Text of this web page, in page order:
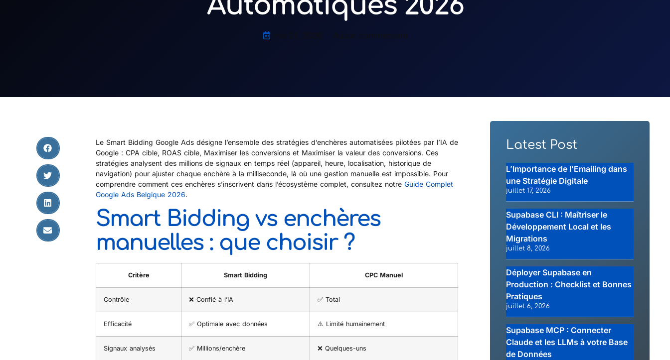
mai 21, 2026 Aucun commentaire
Le Smart Bidding Google Ads désigne l’ensemble des stratégies d’enchères automatisées pilotées par l’IA de
Google : CPA cible, ROAS cible, Maximiser les conversions et Maximiser la valeur des conversions. Ces
stratégies analysent des millions de signaux en temps réel (appareil, heure, localisation, historique de
navigation) pour ajuster chaque enchère à la milliseconde, là où une gestion manuelle est impossible. Pour
comprendre comment ces enchères s’inscrivent dans l’écosystème complet, consultez notre Guide Complet
Google Ads Belgique 2026.
Smart Bidding vs enchères
manuelles : que choisir ?
Critère Smart Bidding CPC Manuel
Contrôle ❌ Confié à l’IA ✅ Total
Efficacité ✅ Optimale avec données ⚠️ Limité humainement
Signaux analysés ✅ Millions/enchère ❌ Quelques-uns
Latest Post
L’Importance de l’Emailing dans
une Stratégie Digitale
juillet 17, 2026
Supabase CLI : Maîtriser le
Développement Local et les
Migrations
juillet 8, 2026
Déployer Supabase en
Production : Checklist et Bonnes
Pratiques
juillet 6, 2026
Supabase MCP : Connecter
Claude et les LLMs à votre Base
de Données